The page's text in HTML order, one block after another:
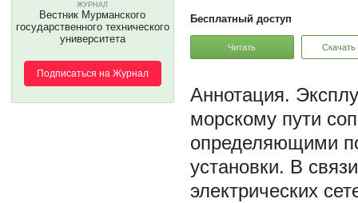
ЖУРНАЛ
Вестник Мурманского
государственного технического
университета
Подписаться на Журнал
Бесплатный доступ
Читать Скачать
морскому пути
определяющими
установки. В
электрических